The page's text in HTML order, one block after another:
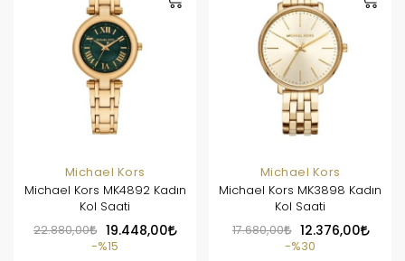
Michael Kors
Michael Kors MK4892 Kadın
Kol Saati
22.880,00
19.448,00
%15
Michael Kors
Michael Kors MK3898 Kadın
Kol Saati
17.680,00
12.376,00
%30